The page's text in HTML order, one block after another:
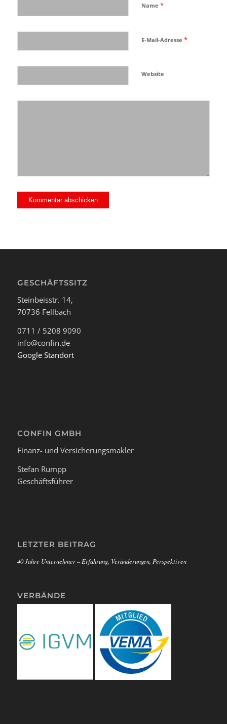
Name *
E-Mail-Adresse *
Website
GESCHÄFTSSITZ
Steinbeisstr. 14,
70736 Fellbach
0711 / 5208 9090
info@confin.de
Google Standort
CONFIN GMBH
Finanz- und Versicherungsmakler
Stefan Rumpp
Geschäftsführer
LETZTER BEITRAG
40 Jahre Unternehmer – Erfahrung, Veränderungen, Perspektiven
VERBÄNDE